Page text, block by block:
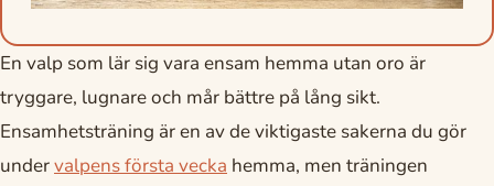
En valp som lär sig vara ensam hemma utan oro är
tryggare, lugnare och mår bättre på lång sikt.
Ensamhetsträning är en av de viktigaste sakerna du gör
undervalpens första vecka hemma, men träningen